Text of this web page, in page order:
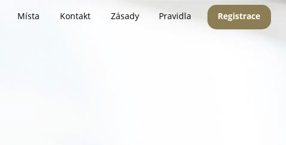
Místa Kontakt Zásady Pravidla Registrace